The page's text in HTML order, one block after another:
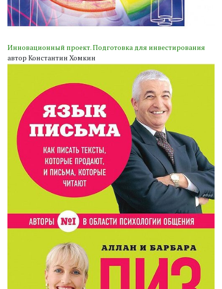
Инновационный проект. Подготовка для инвестирования
автор Константин Хомкин